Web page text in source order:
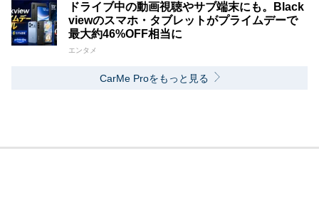
ドライブ中の動画視聴やサブ端末にも。Black
viewのスマホ・タブレットがプライムデーで
最大約46%OFF相当に
エンタメ
CarMe Proをもっと見る